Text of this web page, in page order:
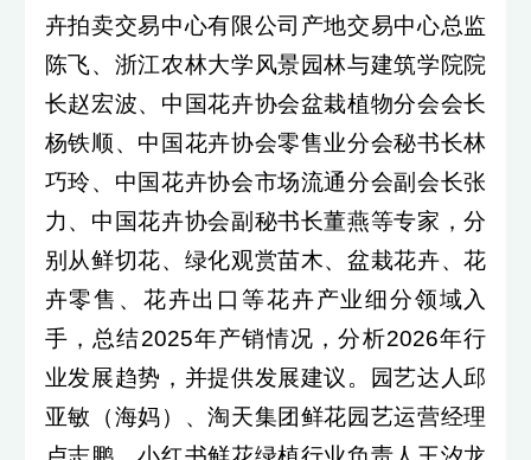
卉拍卖交易中心有限公司产地交易中心总监
陈飞、浙江农林大学风景园林与建筑学院院
长赵宏波、中国花卉协会盆栽植物分会会长
杨铁顺、中国花卉协会零售业分会秘书长林
巧玲、中国花卉协会市场流通分会副会长张
力、中国花卉协会副秘书长董燕等专家，分
别从鲜切花、绿化观赏苗木、盆栽花卉、花
卉零售、花卉出口等花卉产业细分领域入
手，总结2025年产销情况，分析2026年行
业发展趋势，并提供发展建议。园艺达人邱
亚敏（海妈）、淘天集团鲜花园艺运营经理